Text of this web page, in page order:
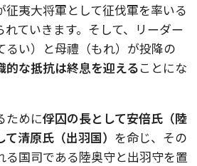
征夷大将軍として征伐軍を率いる
ていきます。そして、リーダー
るい）と母禮（もれ）が投降の
的な抵抗は終息を迎えることにな
ために俘囚の長として安倍氏（陸
清原氏（出羽国） を命じ、その
る国司である陸奥守と出羽守を置